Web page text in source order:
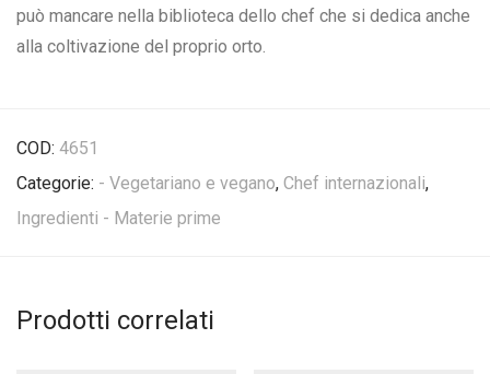
può mancare nella biblioteca dello chef che si dedica anche
alla coltivazione del proprio orto.
COD: 4651
Categorie: - Vegetariano e vegano, Chef internazionali,
Ingredienti - Materie prime
Prodotti correlati